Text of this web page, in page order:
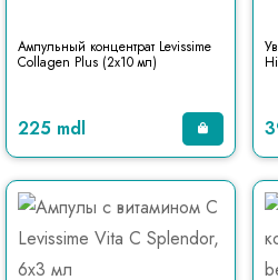
Ампульный концентрат Levissime
Collagen Plus (2x10 мл)
225 mdl